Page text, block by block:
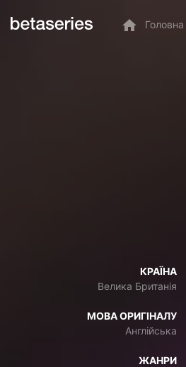
Головна
КРАЇНА
Велика Британія
МОВА ОРИГІНАЛУ
Англійська
ЖАНРИ